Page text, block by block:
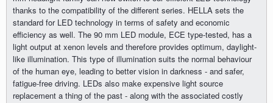
thanks to the compatibility of the different series. HELLA sets the
standard for LED technology in terms of safety and economic
efficiency as well. The 90 mm LED module, ECE type-tested, has a
light output at xenon levels and therefore provides optimum, daylight-
like illumination. This type of illumination suits the normal behaviour
of the human eye, leading to better vision in darkness - and safer,
fatigue-free driving. LEDs also make expensive light source
replacement a thing of the past - along with the associated costly